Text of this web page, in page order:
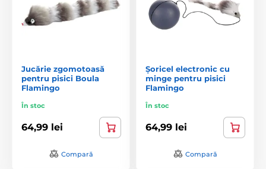
Jucărie zgomotoasă
pentru pisici Boula
Flamingo
În stoc
64,99 lei
Compară
Șoricel electronic cu
minge pentru pisici
Flamingo
În stoc
64,99 lei
Compară